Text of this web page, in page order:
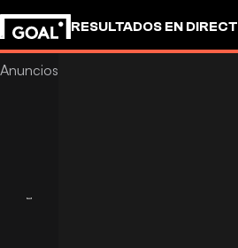
RESULTADOS EN